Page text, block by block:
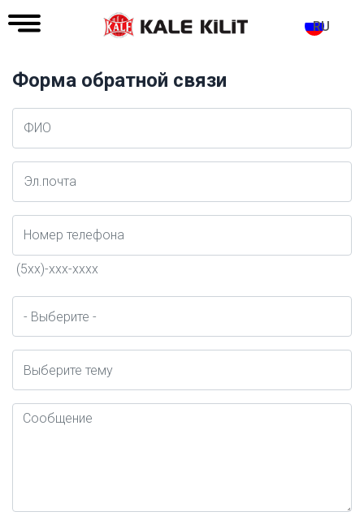
RU
Форма обратной связи
Ad
Soyad
E-
Posta
Telefon
(5xx)-xxx-xxxx
город
Konu
Mesaj